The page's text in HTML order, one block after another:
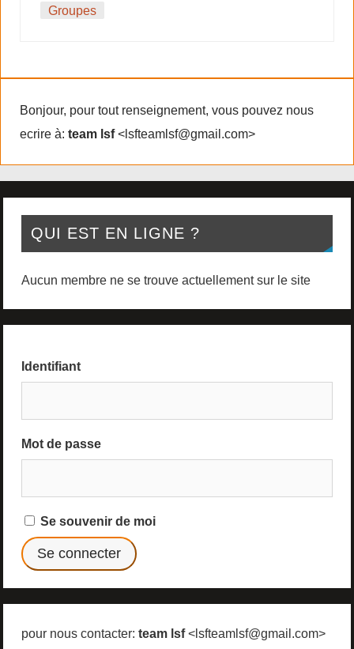
Groupes
Bonjour, pour tout renseignement, vous pouvez nous
ecrire à:team lsf<lsfteamlsf@gmail.com>
QUI EST EN LIGNE ?
Aucun membre ne se trouve actuellement sur le site
Identifiant
Mot de passe
Se souvenir de moi
pour nous contacter: team lsf<lsfteamlsf@gmail.com>